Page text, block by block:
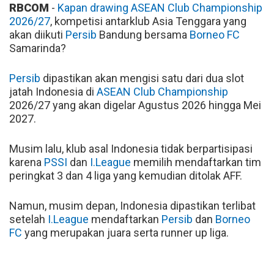
RBCOM - Kapan drawing ASEAN Club Championship
2026/27, kompetisi antarklub Asia Tenggara yang
akan diikuti Persib Bandung bersama Borneo FC
Samarinda?
Persib dipastikan akan mengisi satu dari dua slot
jatah Indonesia di ASEAN Club Championship
2026/27 yang akan digelar Agustus 2026 hingga Mei
2027.
Musim lalu, klub asal Indonesia tidak berpartisipasi
karena PSSI dan I.League memilih mendaftarkan tim
peringkat 3 dan 4 liga yang kemudian ditolak AFF.
Namun, musim depan, Indonesia dipastikan terlibat
setelah I.League mendaftarkan Persib dan Borneo
FC yang merupakan juara serta runner up liga.